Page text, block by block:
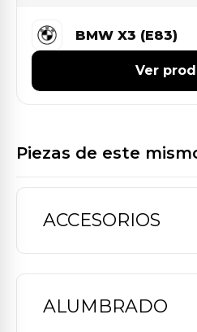
BMW X3 (E83)
Ver
Piezas de este
ACCESORIOS
ALUMBRADO